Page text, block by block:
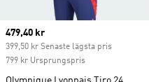
Current price
479,40 kr
399,50 kr Senaste lägsta pris
799 kr Ursprungspris